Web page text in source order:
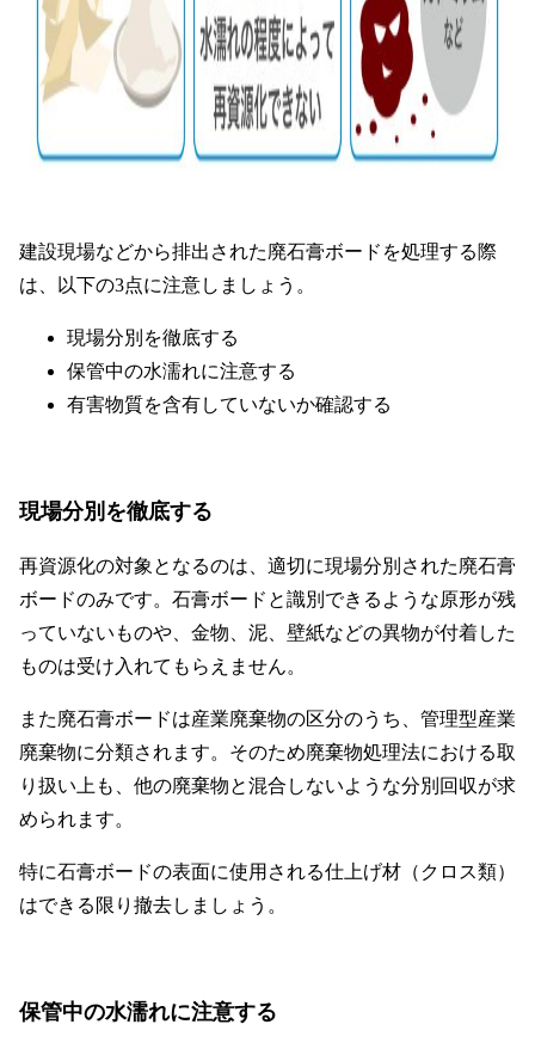
建設現場などから排出された廃石膏ボードを処理する際
は、以下の3点に注意しましょう。
現場分別を徹底する
保管中の水濡れに注意する
有害物質を含有していないか確認する
現場分別を徹底する
再資源化の対象となるのは、適切に現場分別された廃石膏
ボードのみです。石膏ボードと識別できるような原形が残
っていないものや、金物、泥、壁紙などの異物が付着した
ものは受け入れてもらえません。
また廃石膏ボードは産業廃棄物の区分のうち、管理型産業
廃棄物に分類されます。そのため廃棄物処理法における取
り扱い上も、他の廃棄物と混合しないような分別回収が求
められます。
特に石膏ボードの表面に使用される仕上げ材（クロス類）
はできる限り撤去しましょう。
保管中の水濡れに注意する